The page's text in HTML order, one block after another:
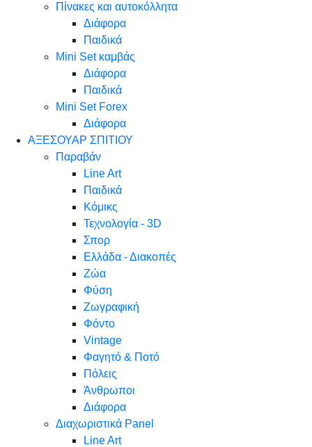
Πίνακες και αυτοκόλλητα
Διάφορα
Παιδικά
Mini Set καμβάς
Διάφορα
Παιδικά
Mini Set Forex
Διάφορα
ΑΞΕΣΟΥΑΡ ΣΠΙΤΙΟΥ
Παραβάν
Line Art
Παιδικά
Κόμικς
Τεχνολογία - 3D
Σπορ
Ελλάδα - Διακοπές
Ζώα
Φύση
Ζωγραφική
Φόντο
Vintage
Φαγητό & Ποτό
Πόλεις
Άνθρωποι
Διάφορα
Διαχωριστικά Panel
Line Art